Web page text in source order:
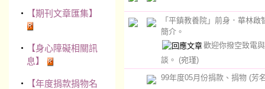
‧ 【期刊文章匯集】
‧
【身心障礙相關訊
息】
‧
【年度捐款捐物名
「平鎮教養院」前身．華林啟
簡介。
歡迎你撥空致電
談。 (宛瑾)
99年度05月份捐款、捐物 (芳